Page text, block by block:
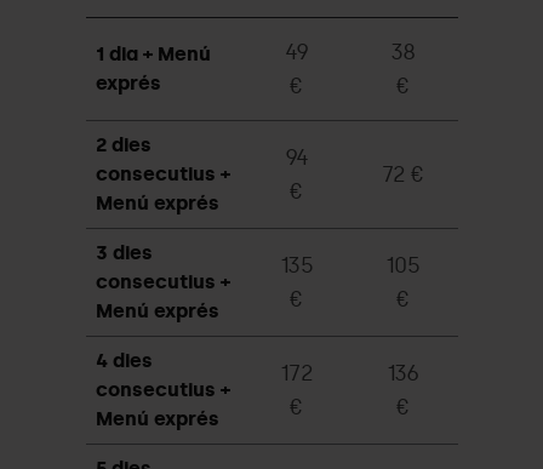
1 dia + Menú
exprés
49
€
38
€
2 dies
consecutius +
Menú exprés
94
€
72 €
3 dies
consecutius +
Menú exprés
135
€
105
€
4 dies
consecutius +
Menú exprés
172
€
136
€